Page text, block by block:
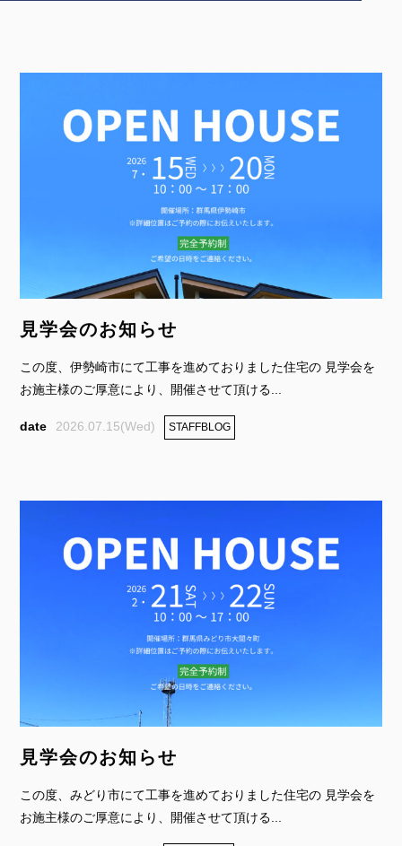
見学会のお知らせ
この度、伊勢崎市にて工事を進めておりました住宅の 見学会を
お施主様のご厚意により、開催させて頂ける...
2026.07.15(Wed) STAFFBLOG
見学会のお知らせ
この度、みどり市にて工事を進めておりました住宅の 見学会を
お施主様のご厚意により、開催させて頂ける...